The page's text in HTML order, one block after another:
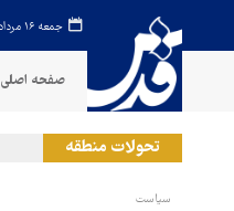
جمعه ۱۶ مرداد ۱۴۰۵
صفحه اصلی
تحولات منطقه
سیاست